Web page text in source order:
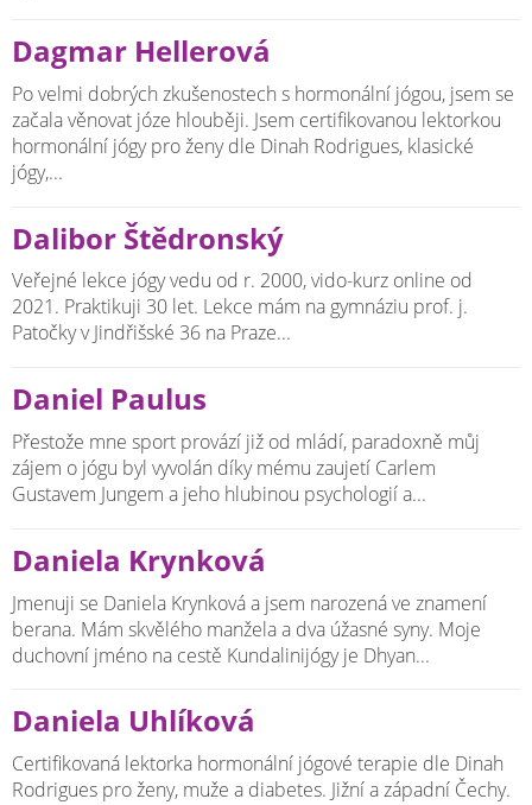
Dagmar Hellerová
Po velmi dobrých zkušenostech s hormonální jógou, jsem se
začala věnovat józe hlouběji. Jsem certifikovanou lektorkou
hormonální jógy pro ženy dle Dinah Rodrigues, klasické
jógy,...
Dalibor Štědronský
Veřejné lekce jógy vedu od r. 2000, vido-kurz online od
2021. Praktikuji 30 let. Lekce mám na gymnáziu prof. j.
Patočky v Jindřišské 36 na Praze...
Daniel Paulus
Přestože mne sport provází již od mládí, paradoxně můj
zájem o jógu byl vyvolán díky mému zaujetí Carlem
Gustavem Jungem a jeho hlubinou psychologií a...
Daniela Krynková
Jmenuji se Daniela Krynková a jsem narozená ve znamení
berana. Mám skvělého manžela a dva úžasné syny. Moje
duchovní jméno na cestě Kundalinijógy je Dhyan...
Daniela Uhlíková
Certifikovaná lektorka hormonální jógové terapie dle Dinah
Rodrigues pro ženy, muže a diabetes. Jižní a západní Čechy.